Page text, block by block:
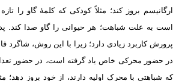
ارگانیسم بروز کند؛ مثلاً کودکى که کلمهٔ گاو را
است به علت شباهت؛ هر حیوانى را گاو صدا کند.
پرورش کاربرد زیادى دارد؛ زیرا با این روش،
در حضور محرکى خاص یاد گرفته است، در حضور
که شباهتى با محرک اولیه دارند، از خود بروز دهد؛